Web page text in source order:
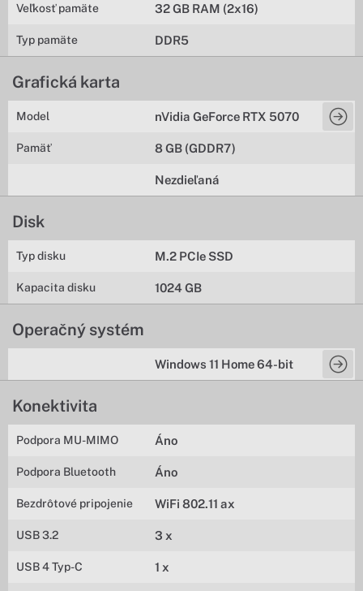
Veľkosť pamäte 32 GB RAM (2x16)
Typ pamäte DDR5
Grafická karta
Model nVidia GeForce RTX 5070
Pamäť 8 GB (GDDR7)
Nezdieľaná
Disk
Typ disku M.2 PCIe SSD
Kapacita disku 1024 GB
Operačný systém
Windows 11 Home 64-bit
Konektivita
Podpora MU-MIMO Áno
Podpora Bluetooth Áno
Bezdrôtové pripojenie WiFi 802.11 ax
USB 3.2 3 x
USB 4 Typ-C 1 x